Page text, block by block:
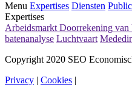
Menu Expertises Diensten
Expertises
Arbeidsmarkt Doorrekening van
batenanalyse Luchtvaart
Copyright 2020 SEO
Privacy | Cookies |